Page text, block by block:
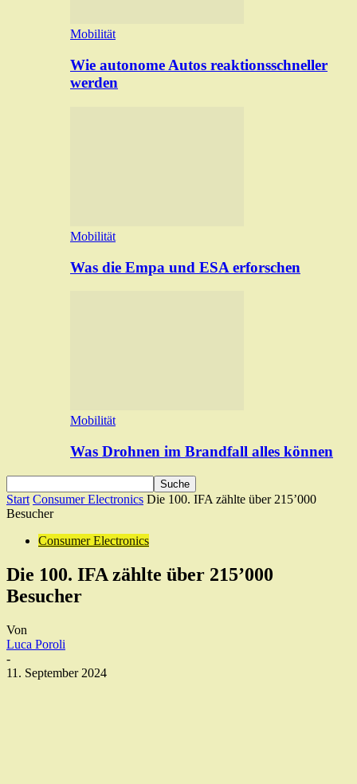
Mobilität
Wie autonome Autos reaktionsschneller
werden
Mobilität
Was die Empa und ESA erforschen
Mobilität
Was Drohnen im Brandfall alles können
Start Consumer Electronics Die 100. IFA zählte über 215’000
Besucher
Consumer Electronics
Die 100. IFA zählte über 215’000
Besucher
Von
Luca Poroli
-
11. September 2024